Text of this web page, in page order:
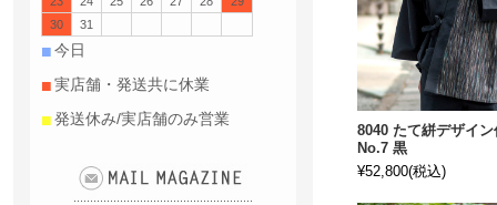
8040 たて絣デザイ
No.7 黒
¥52,800(税込)
30
31
■ 今日
■ 実店舗・発送共に休業
■ 発送休み/実店舗のみ営業